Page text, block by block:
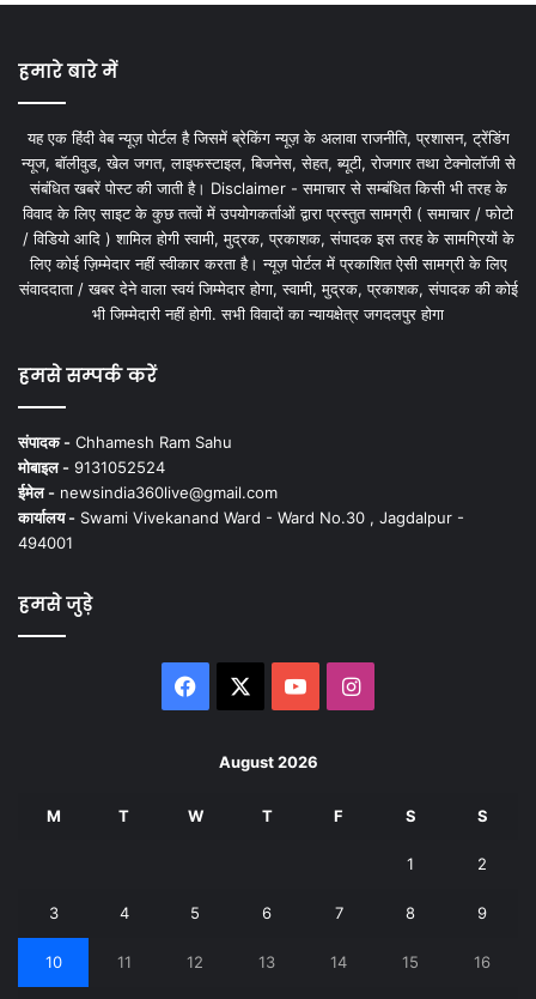
हमारे बारे में
यह एक हिंदी वेब न्यूज़ पोर्टल है जिसमें ब्रेकिंग न्यूज़ के अलावा राजनीति, प्रशासन, ट्रेंडिंग
न्यूज, बॉलीवुड, खेल जगत, लाइफस्टाइल, बिजनेस, सेहत, ब्यूटी, रोजगार तथा टेक्नोलॉजी से
संबंधित खबरें पोस्ट की जाती है। Disclaimer - समाचार से सम्बंधित किसी भी तरह के
विवाद के लिए साइट के कुछ तत्वों में उपयोगकर्ताओं द्वारा प्रस्तुत सामग्री ( समाचार / फोटो
/ विडियो आदि ) शामिल होगी स्वामी, मुद्रक, प्रकाशक, संपादक इस तरह के सामग्रियों के
लिए कोई ज़िम्मेदार नहीं स्वीकार करता है। न्यूज़ पोर्टल में प्रकाशित ऐसी सामग्री के लिए
संवाददाता / खबर देने वाला स्वयं जिम्मेदार होगा, स्वामी, मुद्रक, प्रकाशक, संपादक की कोई
भी जिम्मेदारी नहीं होगी. सभी विवादों का न्यायक्षेत्र जगदलपुर होगा
हमसे सम्पर्क करें
संपादक - Chhamesh Ram Sahu
मोबाइल - 9131052524
ईमेल - newsindia360live@gmail.com
कार्यालय - Swami Vivekanand Ward - Ward No.30 , Jagdalpur -
494001
हमसे जुड़े
Facebook YouTubeInstagram
August 2026
M T W T F S S
1 2
3 4 5 6 7 8 9
10 11 12 13 14 15 16